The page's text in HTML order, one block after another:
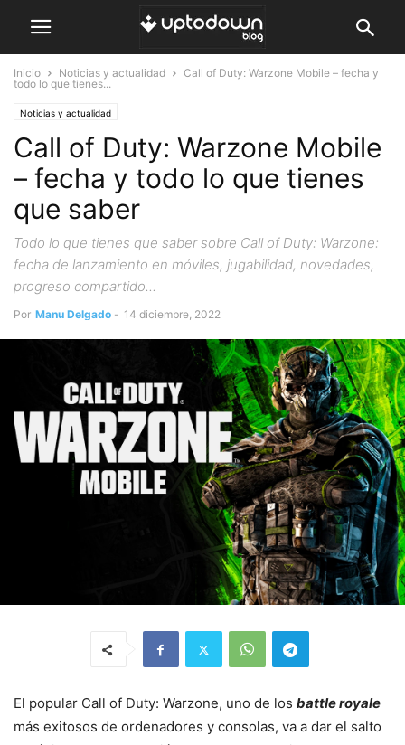
Inicio Noticias y actualidad
Call of Duty: Warzone Mobile – fecha y
todo lo que tienes...
Noticias y actualidad
Call of Duty: Warzone Mobile
– fecha y todo lo que tienes
que saber
Todo lo que tienes que saber sobre Call of Duty: Warzone:
fecha de lanzamiento en móviles, jugabilidad, novedades,
progreso compartido...
Por Manu Delgado - 14 diciembre, 2022
El popular Call of Duty: Warzone, uno de los battle royale
más exitosos de ordenadores y consolas, va a dar el salto